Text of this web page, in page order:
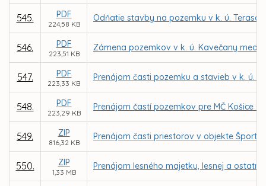
545. PDF
224,58 KB
Odňatie stavby na pozemku v k. ú. Terasa
546. PDF
223,51 KB
Zámena pozemkov v k. ú. Kavečany
547. PDF
223,33 KB
Prenájom časti pozemku a stavieb v k. ú.
548. PDF
223,29 KB
Prenájom častí pozemkov pre MČ Košice
549. ZIP
816,32 KB
Prenájom časti priestorov v objekte
550. ZIP
1,33 MB
Prenájom lesného majetku, lesnej a